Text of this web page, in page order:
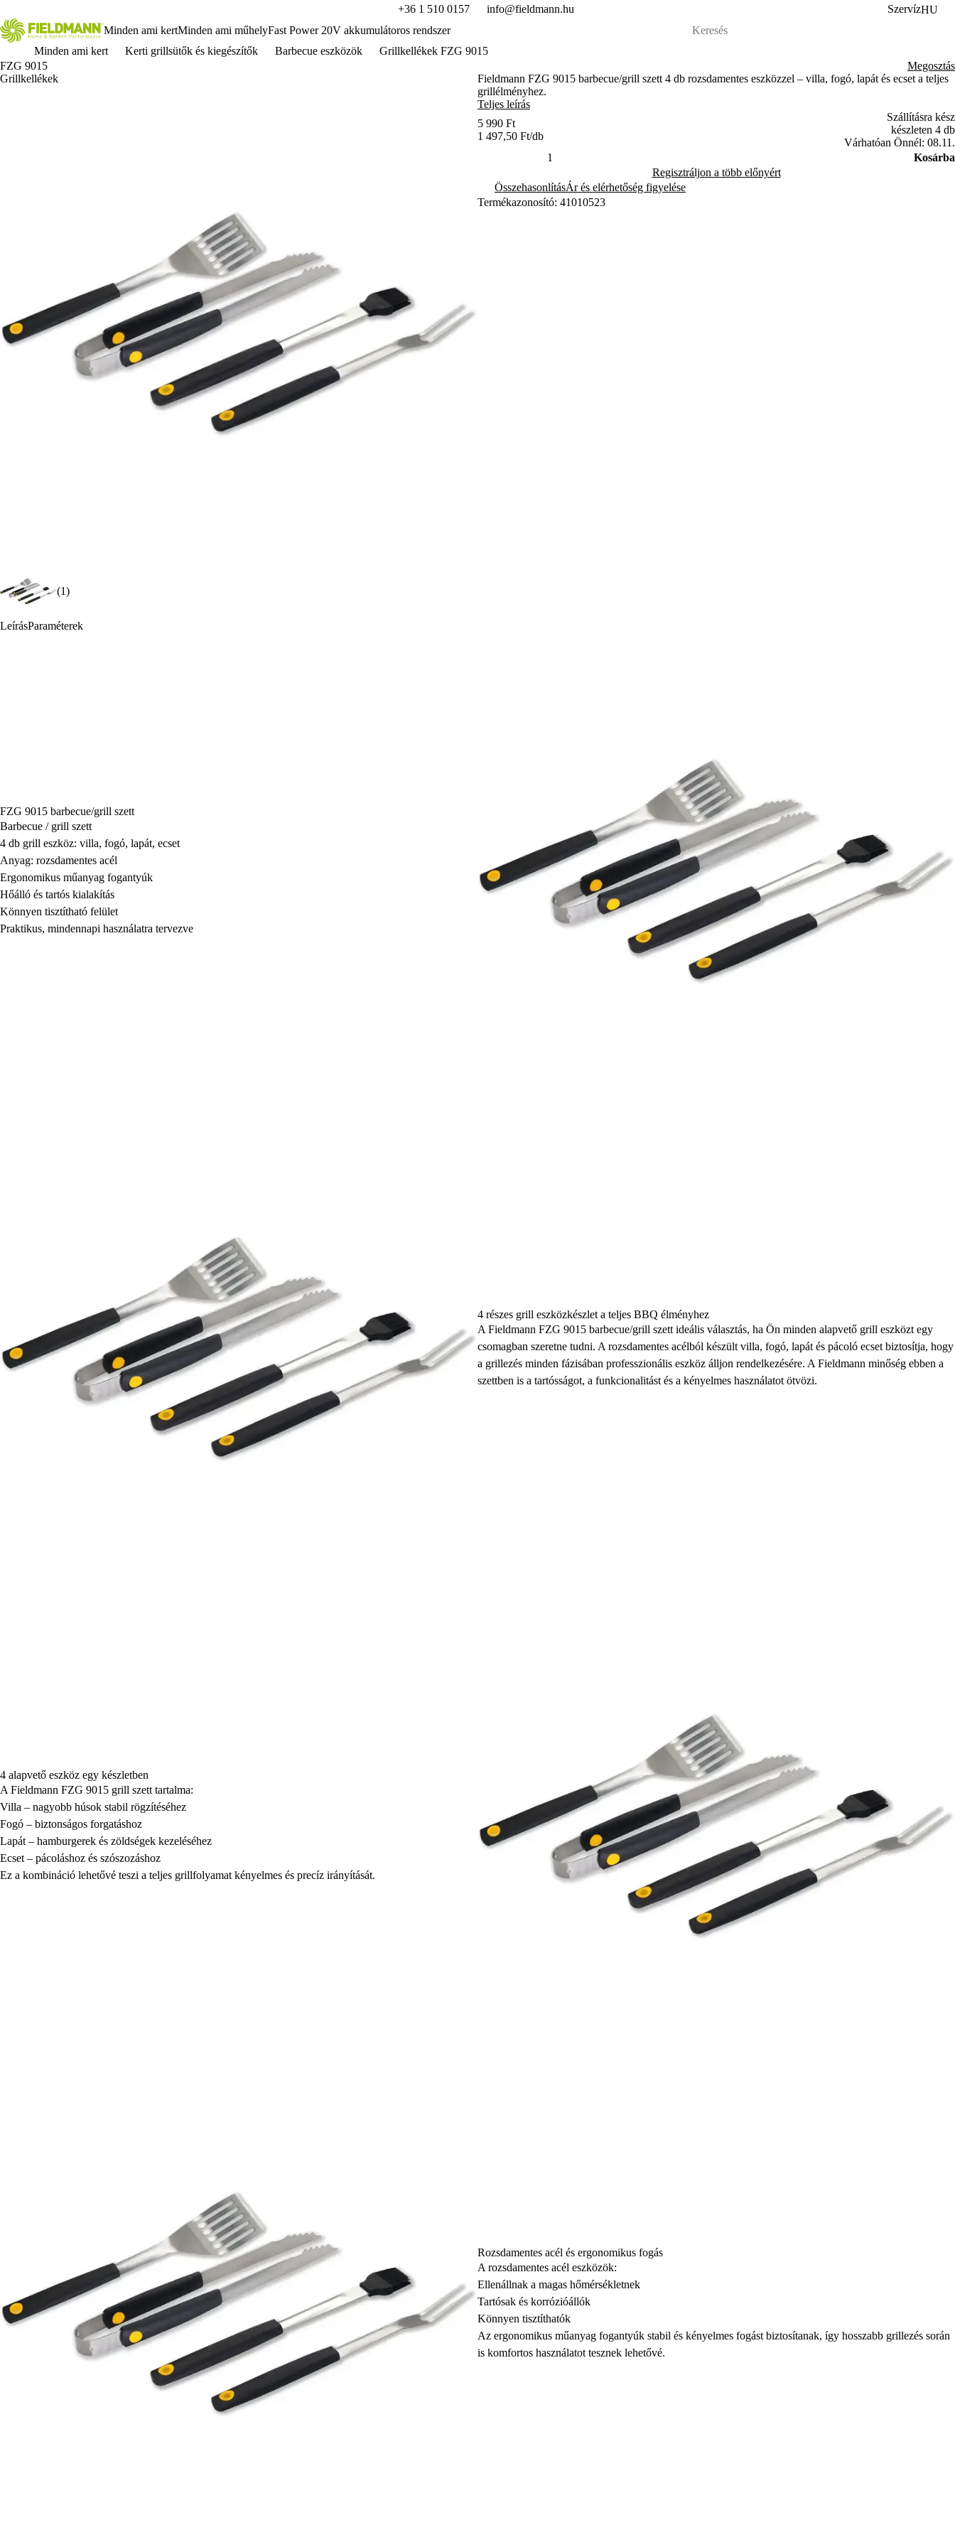
+36 1 510 0157 info@fieldmann.hu SzervízHU
Minden ami kertMinden ami műhelyFast Power 20V akkumulátoros rendszer
Minden ami kert
Kerti grillsütők és kiegészítők Barbecue eszközök
Grillkellékek FZG 9015
FZG 9015
Grillkellékek
(1)
Megosztás
Fieldmann FZG 9015 barbecue/grill szett 4 db rozsdamentes eszközzel – villa, fogó, lapát és ecset a teljes
grillélményhez.
Teljes leírás
5 990 Ft
1 497,50 Ft/db
Szállításra kész
készleten 4 db
Várhatóan Önnél: 08.11.
Kosárba
Regisztráljon a több előnyért
ÖsszehasonlításÁr és elérhetőség figyelése
Termékazonosító: 41010523
LeírásParaméterek
FZG 9015 barbecue/grill szett
Barbecue / grill szett
4 db grill eszköz: villa, fogó, lapát, ecset
Anyag: rozsdamentes acél
Ergonomikus műanyag fogantyúk
Hőálló és tartós kialakítás
Könnyen tisztítható felület
Praktikus, mindennapi használatra tervezve
4 részes grill eszközkészlet a teljes BBQ élményhez
A Fieldmann FZG 9015 barbecue/grill szett ideális választás, ha Ön minden alapvető grill eszközt egy
csomagban szeretne tudni. A rozsdamentes acélból készült villa, fogó, lapát és pácoló ecset biztosítja, hogy
a grillezés minden fázisában professzionális eszköz álljon rendelkezésére. A Fieldmann minőség ebben a
szettben is a tartósságot, a funkcionalitást és a kényelmes használatot ötvözi.
4 alapvető eszköz egy készletben
A Fieldmann FZG 9015 grill szett tartalma:
Villa – nagyobb húsok stabil rögzítéséhez
Fogó – biztonságos forgatáshoz
Lapát – hamburgerek és zöldségek kezeléséhez
Ecset – pácoláshoz és szószozáshoz
Ez a kombináció lehetővé teszi a teljes grillfolyamat kényelmes és precíz irányítását.
Rozsdamentes acél és ergonomikus fogás
A rozsdamentes acél eszközök:
Ellenállnak a magas hőmérsékletnek
Tartósak és korrózióállók
Könnyen tisztíthatók
Az ergonomikus műanyag fogantyúk stabil és kényelmes fogást biztosítanak, így hosszabb grillezés során
is komfortos használatot tesznek lehetővé.